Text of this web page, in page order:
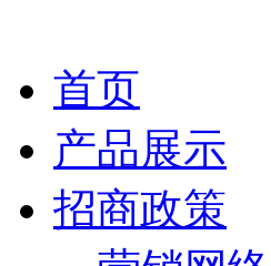
首页
产品展示
招商政策